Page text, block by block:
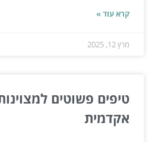
קרא עוד »
מרץ 12, 2025
טיפים פשוטים
אקדמית